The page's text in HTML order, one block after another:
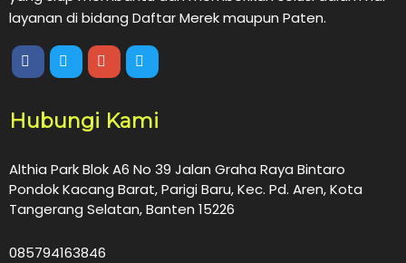
layanan di bidang Daftar Merek maupun Paten.
Hubungi Kami
Althia Park Blok A6 No 39 Jalan Graha Raya Bintaro
Pondok Kacang Barat, Parigi Baru, Kec. Pd. Aren, Kota
Tangerang Selatan, Banten 15226
085794163846